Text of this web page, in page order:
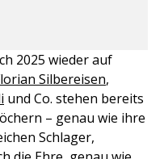
2025 wieder auf
Silbereisen,
und Co. stehen bereits
– genau wie ihre
Schlager,